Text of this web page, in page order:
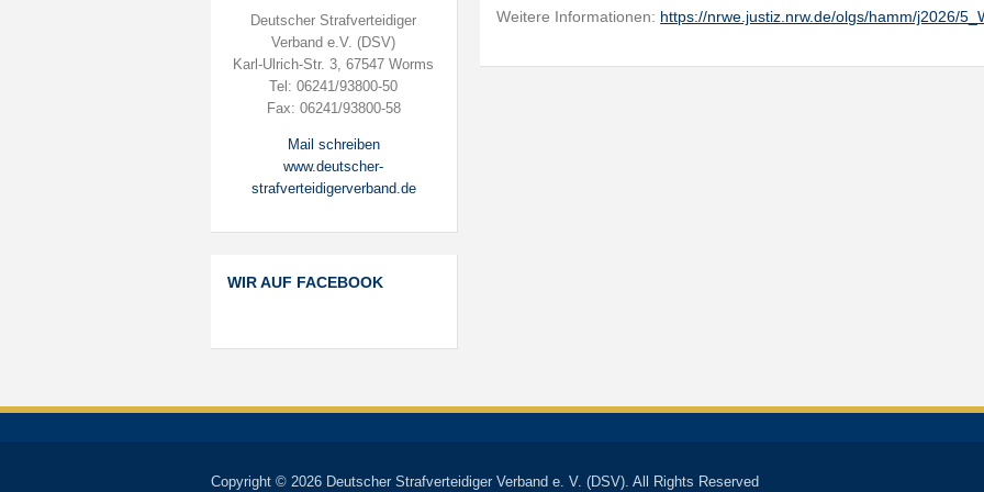
Deutscher Strafverteidiger
Verband e.V. (DSV)
Karl-Ulrich-Str. 3, 67547 Worms
Tel: 06241/93800-50
Fax: 06241/93800-58
Mail schreiben
www.deutscher-
strafverteidigerverband.de
WIR AUF FACEBOOK
Weitere Informationen: https://nrwe.justiz.nrw.de/olgs/hamm/j2026/
Copyright © 2026 Deutscher Strafverteidiger Verband e. V. (DSV). All Rights Reserved